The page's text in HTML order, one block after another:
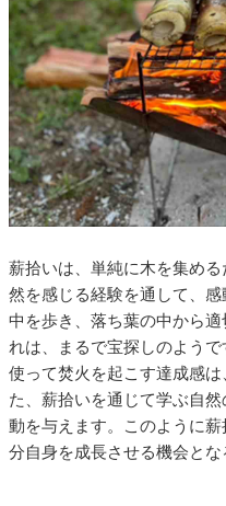
薪拾いは、単純に木を集め
然を感じる経験を通して、
中を歩き、落ち葉の中から
れは、まるで宝探しのよう
使って焚火を起こす達成感
た、薪拾いを通じて学ぶ自
動を与えます。このように
分自身を成長させる機会とな